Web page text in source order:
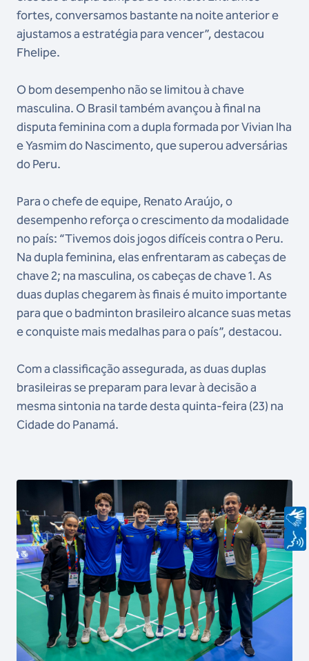
fortes, conversamos bastante na noite anterior e
ajustamos a estratégia para vencer”, destacou
Fhelipe.
O bom desempenho não se limitou à chave
masculina. O Brasil também avançou à final na
disputa feminina com a dupla formada por Vivian Iha
e Yasmim do Nascimento, que superou adversárias
do Peru.
Para o chefe de equipe, Renato Araújo, o
desempenho reforça o crescimento da modalidade
no país: “Tivemos dois jogos difíceis contra o Peru.
Na dupla feminina, elas enfrentaram as cabeças de
chave 2; na masculina, os cabeças de chave 1. As
duas duplas chegarem às finais é muito importante
para que o badminton brasileiro alcance suas metas
e conquiste mais medalhas para o país”, destacou.
Com a classificação assegurada, as duas duplas
brasileiras se preparam para levar à decisão a
mesma sintonia na tarde desta quinta-feira (23) na
Cidade do Panamá.